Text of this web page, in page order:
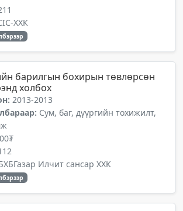
ХХК
барилгын бохирын төвлөрсөн
холбох
2013-2013
Сум, баг, дүүргийн тохижилт,
Илчит сансар ХХК